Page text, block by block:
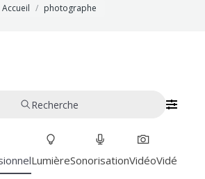
Vous êtes ici :
Accueil photographe
Recherche
LumièreSonorisationVidéo